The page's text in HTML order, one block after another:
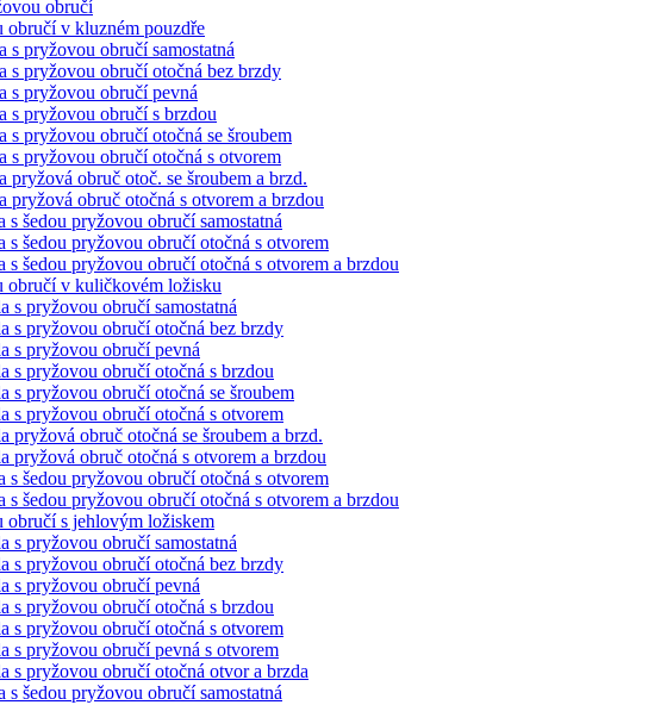
obručí
obručí v kluzném pouzdře
s pryžovou obručí samostatná
s pryžovou obručí otočná bez brzdy
s pryžovou obručí pevná
s pryžovou obručí s brzdou
s pryžovou obručí otočná se šroubem
s pryžovou obručí otočná s otvorem
pryžová obruč otoč. se šroubem a brzd.
pryžová obruč otočná s otvorem a brzdou
šedou pryžovou obručí samostatná
šedou pryžovou obručí otočná s otvorem
šedou pryžovou obručí otočná s otvorem a brzdou
obručí v kuličkovém ložisku
s pryžovou obručí samostatná
s pryžovou obručí otočná bez brzdy
s pryžovou obručí pevná
s pryžovou obručí otočná s brzdou
s pryžovou obručí otočná se šroubem
s pryžovou obručí otočná s otvorem
pryžová obruč otočná se šroubem a brzd.
pryžová obruč otočná s otvorem a brzdou
šedou pryžovou obručí otočná s otvorem
šedou pryžovou obručí otočná s otvorem a brzdou
obručí s jehlovým ložiskem
s pryžovou obručí samostatná
s pryžovou obručí otočná bez brzdy
s pryžovou obručí pevná
s pryžovou obručí otočná s brzdou
s pryžovou obručí otočná s otvorem
s pryžovou obručí pevná s otvorem
s pryžovou obručí otočná otvor a brzda
šedou pryžovou obručí samostatná